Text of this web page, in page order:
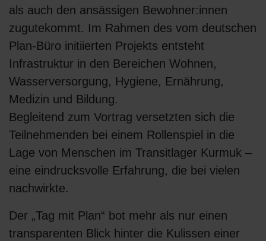
als auch den ansässigen Bewohner:innen
zugutekommt. Im Rahmen des vom deutschen
Plan-Büro initiierten Projekts entsteht
Infrastruktur in den Bereichen Wohnen,
Wasserversorgung, Hygiene, Ernährung,
Medizin und Bildung.
Begleitend zum Vortrag versetzten sich die
Teilnehmenden bei einem Rollenspiel in die
Lage von Menschen im Transitlager Kurmuk –
eine eindrucksvolle Erfahrung, die bei vielen
nachwirkte.
Der „Tag mit Plan“ bot mehr als nur einen
transparenten Blick hinter die Kulissen einer